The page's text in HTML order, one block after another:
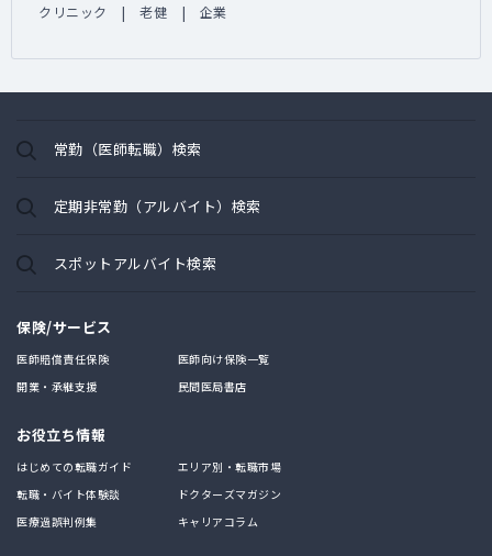
クリニック
老健 企業
常勤（医師転職）検索
定期非常勤（アルバイト）検索
スポットアルバイト検索
保険/サービス
医師賠償責任保険
医師向け保険一覧
開業・承継支援
民間医局書店
お役立ち情報
はじめての転職ガイド
エリア別・転職市場
転職・バイト体験談
ドクターズマガジン
医療過誤判例集
キャリアコラム